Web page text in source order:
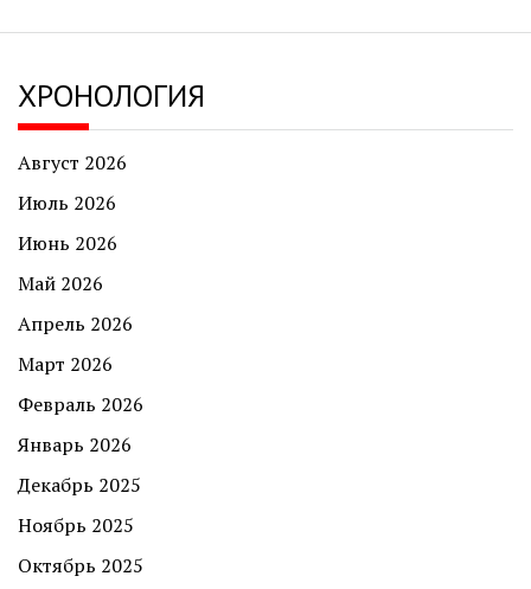
ХРОНОЛОГИЯ
Август 2026
Июль 2026
Июнь 2026
Май 2026
Апрель 2026
Март 2026
Февраль 2026
Январь 2026
Декабрь 2025
Ноябрь 2025
Октябрь 2025